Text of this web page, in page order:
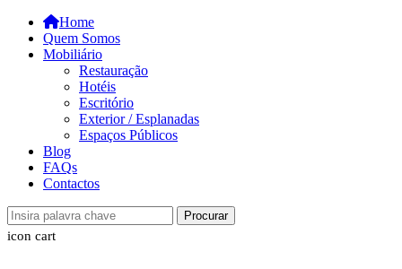
Home
Quem Somos
Mobiliário
Restauração
Hotéis
Escritório
Exterior / Esplanadas
Espaços Públicos
Blog
FAQs
Contactos
Procurar
icon cart